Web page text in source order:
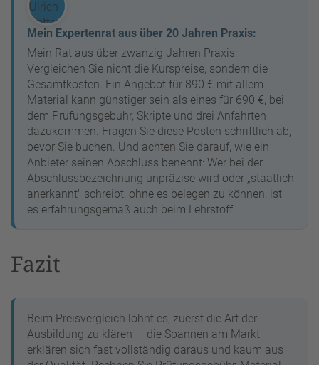
Mein Expertenrat aus über 20 Jahren Praxis:
Mein Rat aus über zwanzig Jahren Praxis:
Vergleichen Sie nicht die Kurspreise, sondern die
Gesamtkosten. Ein Angebot für 890 € mit allem
Material kann günstiger sein als eines für 690 €, bei
dem Prüfungsgebühr, Skripte und drei Anfahrten
dazukommen. Fragen Sie diese Posten schriftlich ab,
bevor Sie buchen. Und achten Sie darauf, wie ein
Anbieter seinen Abschluss benennt: Wer bei der
Abschlussbezeichnung unpräzise wird oder „staatlich
anerkannt" schreibt, ohne es belegen zu können, ist
es erfahrungsgemäß auch beim Lehrstoff.
Fazit
Beim Preisvergleich lohnt es, zuerst die Art der
Ausbildung zu klären — die Spannen am Markt
erklären sich fast vollständig daraus und kaum aus